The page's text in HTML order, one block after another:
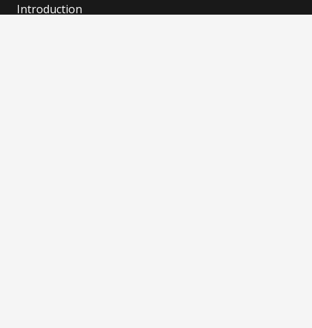
Introduction